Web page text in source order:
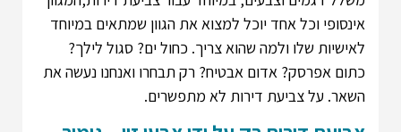
אינסופי וכל אחד יוכל למצוא את הגוון שמתאים במיוחד
לאישיות שלו ולמה שהוא צריך. כחול ים? סגול לילך?
כתום אפרסק? אדום אבטיח? רק תבחרו ואנחנו נעשה את
השאר. על צביעת דירות לא מתפשרים.